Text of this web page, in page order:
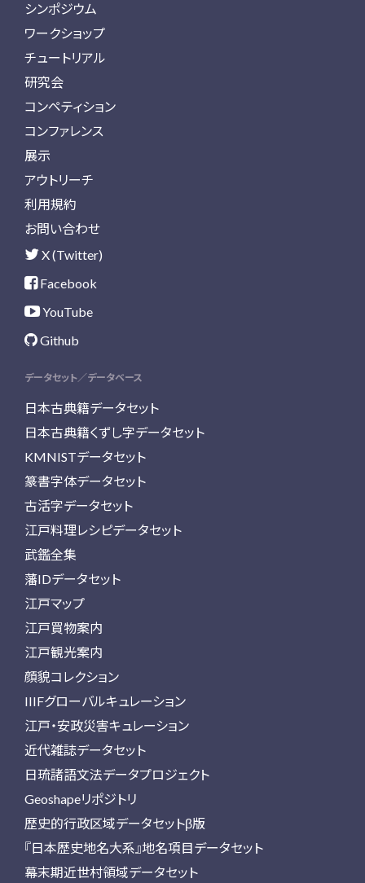
シンポジウム
ワークショップ
チュートリアル
研究会
コンペティション
コンファレンス
展示
アウトリーチ
利用規約
お問い合わせ
X (Twitter)
Facebook
YouTube
Github
データセット／データベース
日本古典籍データセット
日本古典籍くずし字データセット
KMNISTデータセット
篆書字体データセット
古活字データセット
江戸料理レシピデータセット
武鑑全集
藩IDデータセット
江戸マップ
江戸買物案内
江戸観光案内
顔貌コレクション
IIIFグローバルキュレーション
江戸・安政災害キュレーション
近代雑誌データセット
日琉諸語文法データプロジェクト
Geoshapeリポジトリ
歴史的行政区域データセットβ版
『日本歴史地名大系』地名項目データセット
幕末期近世村領域データセット